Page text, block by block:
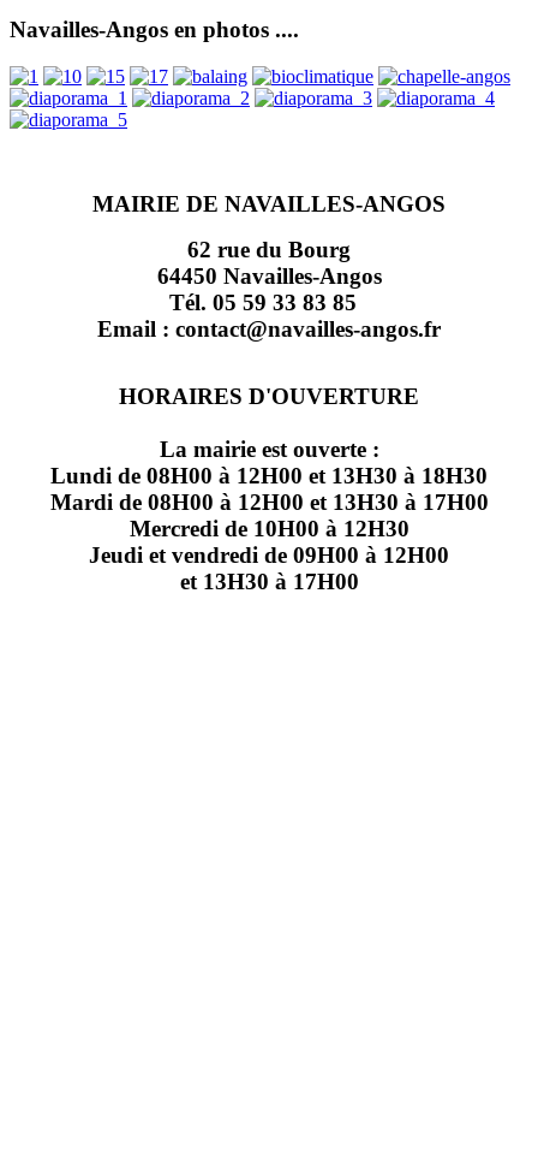
Navailles-Angos en photos ....
MAIRIE DE NAVAILLES-ANGOS
62 rue du Bourg
64450 Navailles-Angos
Tél. 05 59 33 83 85
Email : contact@navailles-angos.fr
HORAIRES D'OUVERTURE
La mairie est ouverte :
Lundi de 08H00 à 12H00 et 13H30 à 18H30
Mardi de 08H00 à 12H00 et 13H30 à 17H00
Mercredi de 10H00 à 12H30
Jeudi et vendredi de 09H00 à 12H00
et 13H30 à 17H00